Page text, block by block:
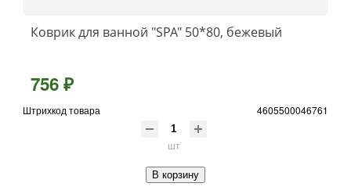
Коврик для ванной "SPA" 50*80, бежевый
756 ₽
Штрихкод товара 4605500046761
шт
В корзину